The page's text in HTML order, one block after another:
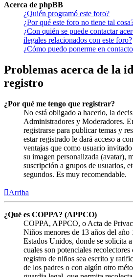
Acerca de phpBB
¿Quién programó este foro?
¿Por qué este foro no tiene tal
¿Con quién se puede contactar
ilegales relacionados con este foro?
¿Cómo puedo ponerme en
Problemas acerca de la
registro
¿Por qué me tengo que registrar?
No está obligado a hacerlo, la
Administradores y Moderadores.
registrarse para publicar temas y
estar registrado le dará acceso a
ventajas que como usuario
su imagen personalizada (avatar),
suscripción a grupos de usuarios,
segundos. Es muy recomendable.
Arriba
¿Qué es COPPA? (APPCO)
COPPA, APPCO, o Acta de
Niños menores de 13 años del año
Estados Unidos, donde se solicita
cuales son potenciales
registro de niños sea escrito y
de los padres o con algún otro